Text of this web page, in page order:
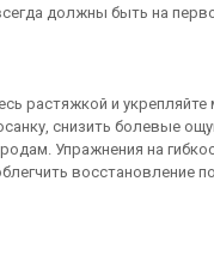
должны быть на
растяжкой и
снизить болевые
Упражнения на
восстановление